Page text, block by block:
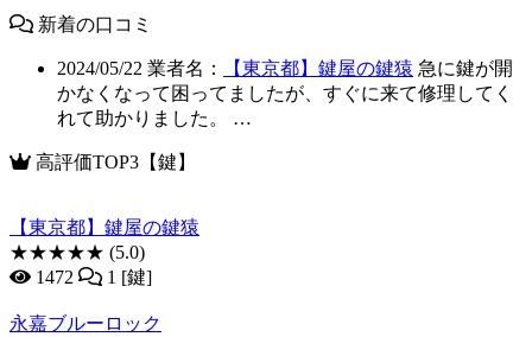
新着の口コミ
2024/05/22 業者名： 【東京都】鍵屋の鍵猿 急に鍵が開
かなくなって困ってましたが、すぐに来て修理してく
れて助かりました。 …
高評価TOP3【鍵】
【東京都】鍵屋の鍵猿
★★★★★ (5.0)
1472
1 [鍵]
永嘉ブルーロック